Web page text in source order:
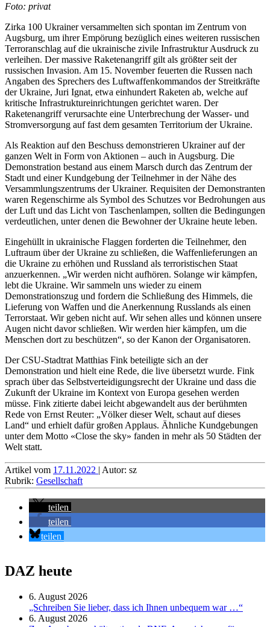
Foto: privat
Zirka 100 Ukrainer versammelten sich spontan im Zentrum von
Augsburg, um ihrer Empörung bezüglich eines weiteren russischen
Terroranschlag auf die ukrainische zivile Infrastruktur Ausdruck zu
verleihen. Der massive Raketenangriff gilt als größter seit der
russischen Invasion. Am 15. November feuerten die Russen nach
Angaben des Sprechers des Luftwaffenkommandos der Streitkräfte
der Ukraine, Juri Ignat, etwa einhundert Raketen ab, welche auf
kritische Infrastruktureinrichtungen gerichtet waren. Der
Raketenangriff verursachte eine Unterbrechung der Wasser- und
Stromversorgung auf fast dem gesamten Territorium der Ukraine.
Als Reaktion auf den Beschuss demonstrieren Ukrainer auf der
ganzen Welt in Form von Aktionen – auch in Augsburg. Die
Demonstration bestand aus einem Marsch durch das Zentrum der
Stadt und einer Kundgebung der Teilnehmer in der Nähe des
Versammlungszentrums der Ukrainer. Requisiten der Demonstranten
waren Regenschirme als Symbol des Schutzes vor Bedrohungen aus
der Luft und das Licht von Taschenlampen, sollten die Bedingungen
verdeutlichen, unter denen die Bewohner der Ukraine heute leben.
Eingehüllt in ukrainische Flaggen forderten die Teilnehmer, den
Luftraum über der Ukraine zu schließen, die Waffenlieferungen an
die Ukraine zu erhöhen und Russland als terroristischen Staat
anzuerkennen. „Wir werden nicht aufhören. Solange wir kämpfen,
lebt die Ukraine. Wir sammeln uns wieder zu einem
Demonstrationszug und fordern die Schließung des Himmels, die
Lieferung von Waffen und die Anerkennung Russlands als einen
Terrorstaat. Wir geben nicht auf. Wir sehen alles und können unsere
Augen nicht davor schließen. Wir werden hier kämpfen, um die
Menschen dort zu beschützen“, so der Kanon der Organisatoren.
Der CSU-Stadtrat Matthias Fink beteiligte sich an der
Demonstration und hielt eine Rede, die live übersetzt wurde. Fink
sprach über das Selbstverteidigungsrecht der Ukraine und dass die
Zukunft der Ukraine im Kontext von Europa gesehen werden
müsse. Fink zitierte dabei leicht abgewandelt aus der berühmten
Rede von Ernst Reuter: „Völker dieser Welt, schaut auf dieses
Land“ und erhielt dafür großen Applaus. Ähnliche Kundgebungen
unter dem Motto «Close the sky» fanden in mehr als 50 Städten der
Welt statt.
Artikel vom 17.11.2022 | Autor: sz
Rubrik: Gesellschaft
teilen
teilen
teilen
DAZ heute
6. August 2026
„Schreiben Sie lieber, dass ich Ihnen unbequem war …“
6. August 2026